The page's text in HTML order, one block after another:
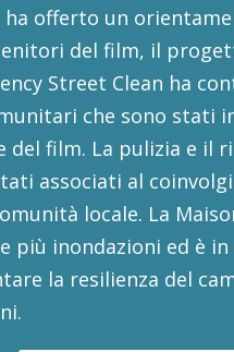
ha offerto un
del film, il
Street Clean ha
che sono stati
del film. La pulizia e il
associati al
locale. La
più inondazioni ed è
la resilienza del